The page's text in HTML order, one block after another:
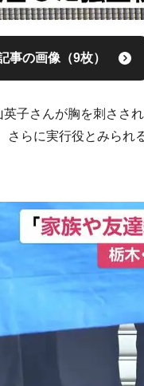
事の画像（9枚）
子さんが胸を刺ささ
らに実行役とみられ